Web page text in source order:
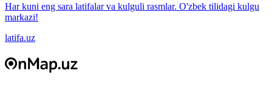
Har kuni eng sara latifalar va kulguli rasmlar. O'zbek tilidagi kulgu
markazi!
latifa.uz